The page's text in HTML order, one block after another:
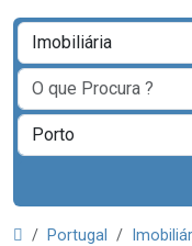
Portugal